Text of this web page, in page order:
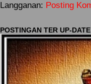
Langganan: Posting
POSTINGAN TER UP-DATE